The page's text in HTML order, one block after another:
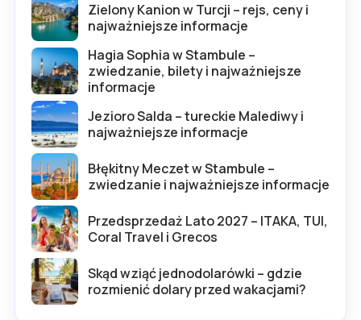
Zielony Kanion w Turcji – rejs, ceny i
najważniejsze informacje
Hagia Sophia w Stambule –
zwiedzanie, bilety i najważniejsze
informacje
Jezioro Salda – tureckie Malediwy i
najważniejsze informacje
Błękitny Meczet w Stambule –
zwiedzanie i najważniejsze informacje
Przedsprzedaż Lato 2027 – ITAKA, TUI,
Coral Travel i Grecos
Skąd wziąć jednodolarówki – gdzie
rozmienić dolary przed wakacjami?